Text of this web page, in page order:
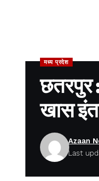
मध्य प्रदेश
छतरपुर :
खास
Last
Azaan